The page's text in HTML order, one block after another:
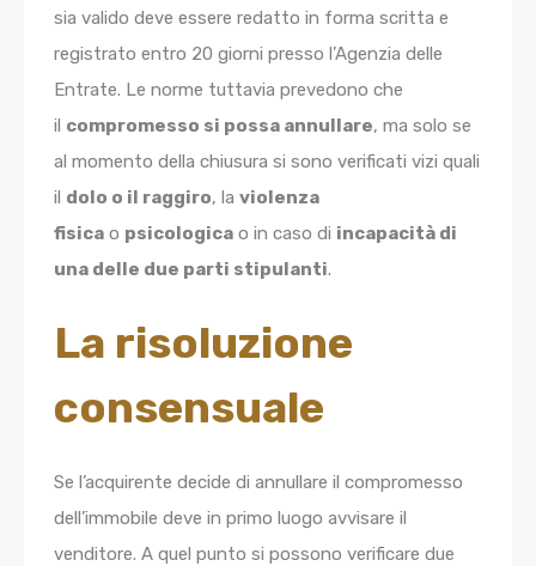
sia valido deve essere redatto in forma scritta e
registrato entro 20 giorni presso l’Agenzia delle
Entrate. Le norme tuttavia prevedono che
il compromesso si possa annullare, ma solo se
al momento della chiusura si sono verificati vizi quali
il dolo o il raggiro, la violenza
fisica o psicologica o in caso di incapacità di
una delle due parti stipulanti.
La risoluzione
consensuale
Se l’acquirente decide di annullare il compromesso
dell’immobile deve in primo luogo avvisare il
venditore. A quel punto si possono verificare due